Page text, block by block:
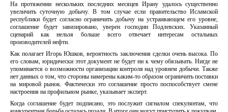
На протяжении нескольких последних месяцев Ирану удалось существенно
увеличить суточную добычу. В том случае если правительство Исламской
республики будет согласно ограничить добычу на устраивающем его уровне,
соглашение будет завизировано, уверен господин Подлевских. Указанный
сценарий как нельзя больше всего отвечает интересам остальных
производителей нефти.
Как полагает Игорь Юшков, вероятность заключения сделки очень высока. По
его словам, юридически этот документ не будет ни к чему обязывать. Нигде не
упоминается о возможности организации контроля над уровнем добычи. Также
нет данных о том, что стороны намерены каким-то образом ограничить поставки
на мировой рынок. Фактически это соглашение просто поспособствует смене
настроения на профильном рынке, указывает эксперт.
Когда соглашение будет подписано, это послужит сигналом спекулянтам, что